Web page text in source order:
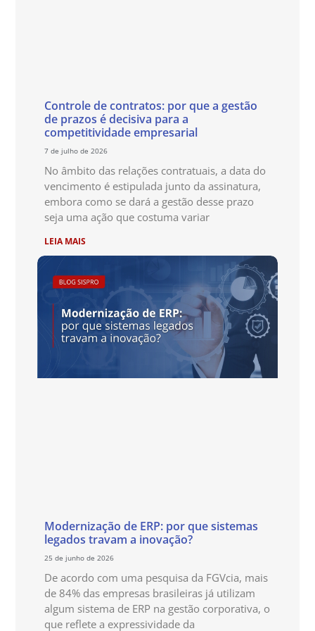
Controle de contratos: por que a gestão
de prazos é decisiva para a
competitividade empresarial
7 de julho de 2026
No âmbito das relações contratuais, a data do
vencimento é estipulada junto da assinatura,
embora como se dará a gestão desse prazo
seja uma ação que costuma variar
LEIA MAIS
Modernização de ERP: por que sistemas
legados travam a inovação?
25 de junho de 2026
De acordo com uma pesquisa da FGVcia, mais
de 84% das empresas brasileiras já utilizam
algum sistema de ERP na gestão corporativa, o
que reflete a expressividade da